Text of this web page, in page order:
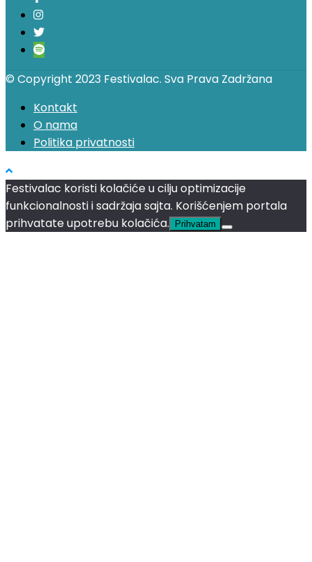
© Copyright 2023 Festivalac. Sva Prava Zadržana
Kontakt
O nama
Politika privatnosti
Festivalac koristi kolačiće u cilju optimizacije
funkcionalnosti i sadržaja sajta. Korišćenjem portala
prihvatate upotrebu kolačića.
Prihvatam